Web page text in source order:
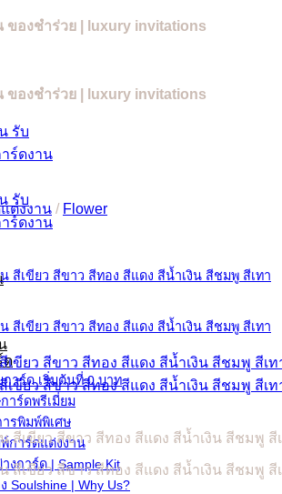
ของชำร่วย | luxury invitations
ของชำร่วย | luxury invitations
ด
าร์ด เริ่มต้นที่ 0 บาท
าร์ดพรีเมี่ยม
รพิมพ์พิเศษ
การ์ดแต่งงาน
งการ์ด | Sample Kit
Soulshine | Why Us?
ต่งงาน / Flower